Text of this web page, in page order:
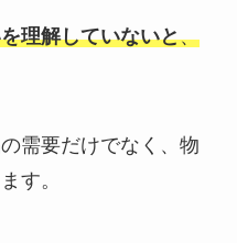
理解していないと、
需要だけでなく、物
す。